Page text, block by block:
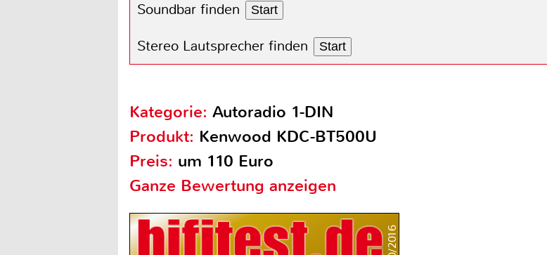
Soundbar finden Start
Stereo Lautsprecher finden Start
Kategorie: Autoradio 1-DIN
Produkt: Kenwood KDC-BT500U
Preis: um 110 Euro
Ganze Bewertung anzeigen
10/2016